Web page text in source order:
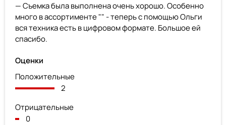
— Cъемка была выполнена очень хорошо. Особенно
много в ассортименте "" - теперь с помощью Ольги
вся техника есть в цифровом формате. Большое ей
спасибо.
Оценки
Положительные
2
Отрицательные
0